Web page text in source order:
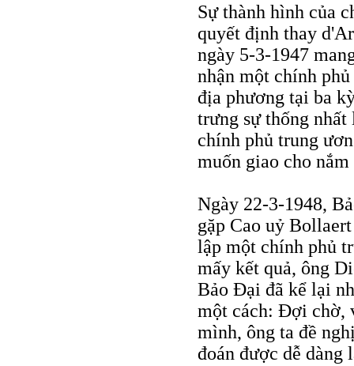
Sự thành hình của
quyết định thay
ngày 5-3-1947
nhận một chính
địa phương tại ba
trưng sự thống nhất
chính phủ trung
muốn giao cho
Ngày 22-3-1948,
gặp Cao uỷ
lập một chính phủ
mấy kết quả, ông
Bảo Đại đã kể lại
một cách: Đợi chờ,
mình, ông ta đề
đoán được dễ dàng